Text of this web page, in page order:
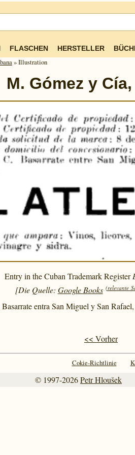
FLASCHEN HERSTELLER
» Illustration
M. Gómez y
Entry in the Cuban Trademark Register
[Die Quelle: Google Books (relevante
entra San Miguel y San
<< Vorher
Cokie-Richtlinie
© 1997-2026Petr Hloušek